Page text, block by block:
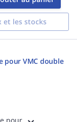
et les stocks
pour VMC double